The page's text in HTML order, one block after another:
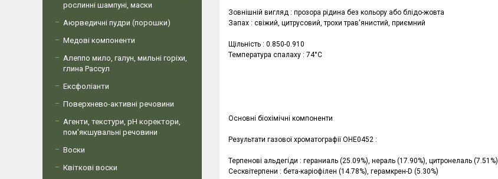
Зовнішній вигляд : прозора рідина без кольору або блідо-жовта
Запах : свіжий, цитрусовий, трохи трав'янистий, приємний
Щільність : 0.850-0.910
Температура спалаху : 74°C
Основні біохімічні компоненти
Результати газової хроматографії OHE0452 :
Терпенові альдегіди : гераниаль (25.09%), нераль (17.90%), цитронелаль (7.51%)
Сесквітерпени : бета-каріофілен (14.78%), герамкрен-D (5.30%)
рослинні шампуні, маски
Аюрведичні пудри (порошки)
Медові компоненти
Алеппо мило, галун, мильні горіхи,
глина Рассул
Ексфоліанти
Поверхнево-активні речовини
Агенти, текстури, рН коректори,
пом'якшувальні речовини
Воски
Квіткові воски